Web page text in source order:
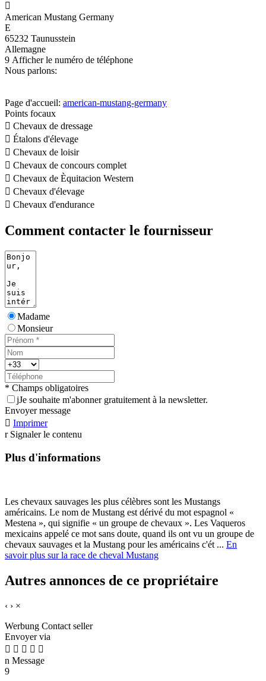

American Mustang Germany
E
65232 Taunusstein
Allemagne
9 Afficher le numéro de téléphone
Nous parlons:
Page d'accueil: american-mustang-germany
Points focaux
 Chevaux de dressage
 Étalons d'élevage
 Chevaux de loisir
 Chevaux de concours complet
 Chevaux de Èquitacion Western
 Chevaux d'élevage
 Chevaux d'endurance
Comment contacter le fournisseur
Madame
Monsieur
* Champs obligatoires
jJe souhaite m'abonner gratuitement à la newsletter.
Envoyer message
 Imprimer
r Signaler le contenu
Plus d'informations
Les chevaux sauvages les plus célèbres sont les Mustangs
américains. Le nom de Mustang est dérivé du mot espagnol «
Mestena », qui signifie « un groupe de chevaux ». Les Vaqueros
mexicains appelé ce mot sans doute, quand ils ont vu un groupe de
chevaux sauvages et la Mustang pour les américains c'ét ... En
savoir plus sur la race de cheval Mustang
Autres annonces de ce propriétaire
‹ › ×
Werbung Contact seller
Envoyer via
    
n Message
9